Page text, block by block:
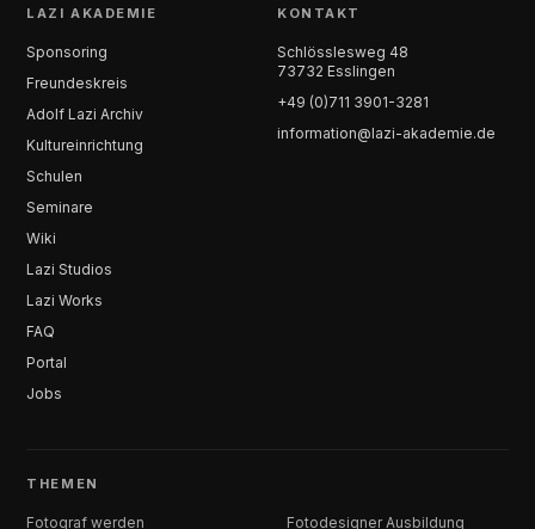
LAZI AKADEMIE
Sponsoring
Freundeskreis
Adolf Lazi Archiv
Kultureinrichtung
Schulen
Seminare
Wiki
Lazi Studios
Lazi Works
FAQ
Portal
Jobs
KONTAKT
Schlösslesweg 48
73732 Esslingen
+49 (0)711 3901-3281
information@lazi-akademie.de
THEMEN
Fotograf werden
Fotodesigner Ausbildung